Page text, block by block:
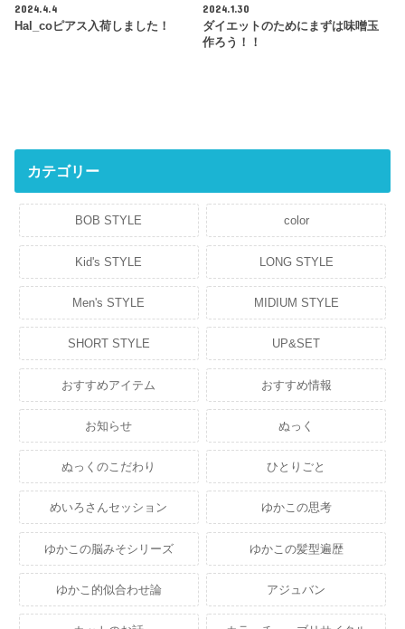
2024.4.4
Hal_coピアス入荷しました！
2024.1.30
ダイエットのためにまずは味噌玉
作ろう！！
カテゴリー
BOB STYLE color
Kid's STYLE LONG STYLE
Men's STYLE MIDIUM STYLE
SHORT STYLE UP&SET
おすすめアイテム おすすめ情報
お知らせ ぬっく
ぬっくのこだわり ひとりごと
めいろさんセッション ゆかこの思考
ゆかこの脳みそシリーズ ゆかこの髪型遍歴
ゆかこ的似合わせ論 アジュバン